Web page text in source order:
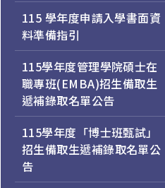
115 學年度申請入學書面資
料準備指引
115學年度管理學院碩士在
職專班(EMBA)招生備取生
遞補錄取名單公告
115學年度「博士班甄試」
招生備取生遞補錄取名單公
告